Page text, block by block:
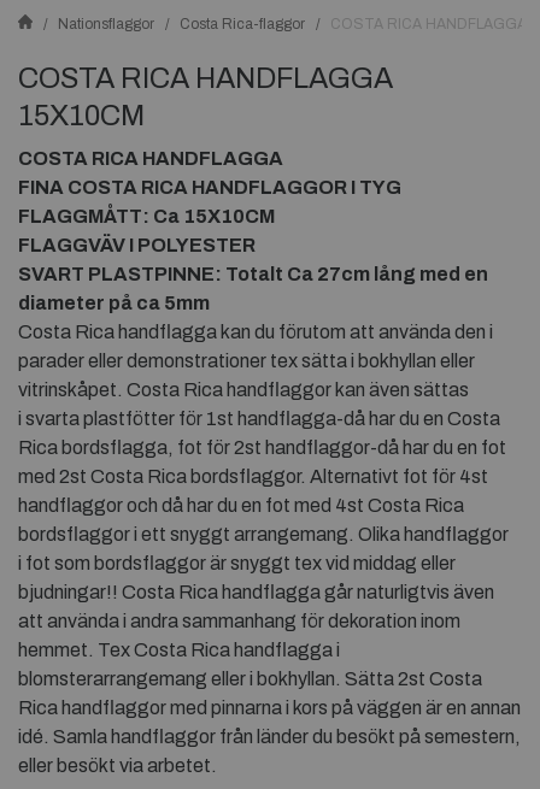
Nationsflaggor Costa Rica-flaggor COSTA RICA HANDFLAGGA
COSTA RICA HANDFLAGGA
15X10CM
COSTA RICA HANDFLAGGA
FINA COSTA RICA HANDFLAGGOR I TYG
FLAGGMÅTT: Ca 15X10CM
FLAGGVÄV I POLYESTER
SVART PLASTPINNE: Totalt Ca 27cm lång med en
diameter på ca 5mm
Costa Rica handflagga kan du förutom att använda den i
parader eller demonstrationer tex sätta i bokhyllan eller
vitrinskåpet. Costa Rica handflaggor kan även sättas
i svarta plastfötter för 1st handflagga-då har du en Costa
Rica bordsflagga, fot för 2st handflaggor-då har du en fot
med 2st Costa Rica bordsflaggor. Alternativt fot för 4st
handflaggor och då har du en fot med 4st Costa Rica
bordsflaggor i ett snyggt arrangemang. Olika handflaggor
i fot som bordsflaggor är snyggt tex vid middag eller
bjudningar!! Costa Rica handflagga går naturligtvis även
att använda i andra sammanhang för dekoration inom
hemmet. Tex Costa Rica handflagga i
blomsterarrangemang eller i bokhyllan. Sätta 2st Costa
Rica handflaggor med pinnarna i kors på väggen är en annan
idé. Samla handflaggor från länder du besökt på semestern,
eller besökt via arbetet.